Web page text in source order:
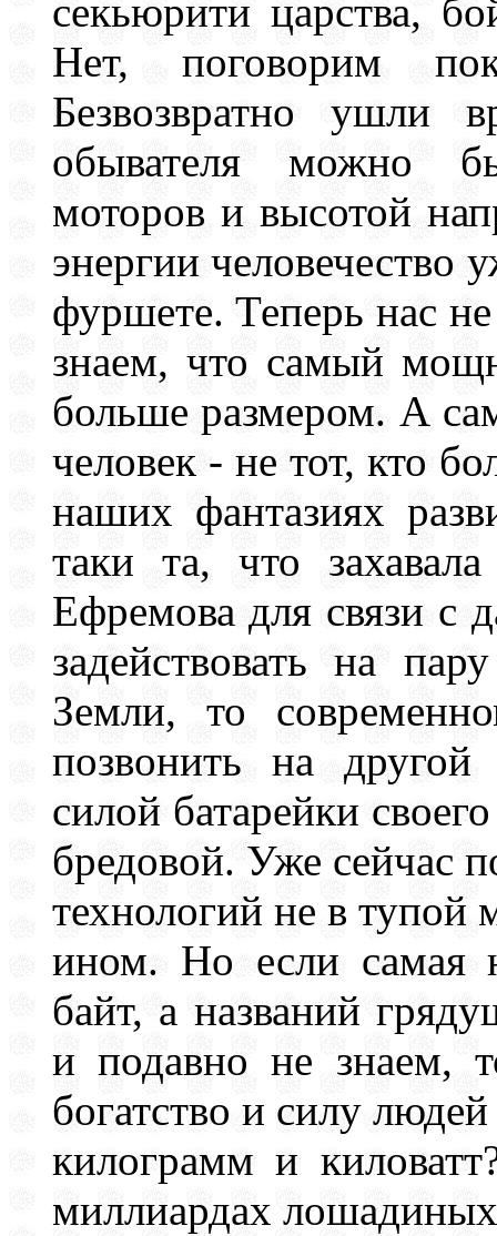
секьюрити царства,
Нет, поговорим
Безвозвратно ушли
обывателя можно
моторов и высотой
энергии человечество
фуршете. Теперь нас
знаем, что самый
больше размером. А
человек - не тот, кто
наших фантазиях
таки та, что
Ефремова для связи с
задействовать на
Земли, то
позвонить на
силой батарейки
бредовой. Уже сейчас
технологий не в тупой
ином. Но если самая
байт, а названий
и подавно не знаем,
богатство и силу
килограмм и
миллиардах